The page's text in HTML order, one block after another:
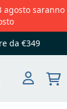
agosto saranno
da €349